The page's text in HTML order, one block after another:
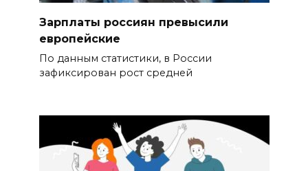
Зарплаты россиян превысили
европейские
По данным статистики, в России
зафиксирован рост средней